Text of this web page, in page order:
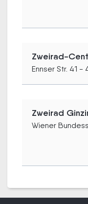
Zweirad-
Ennser Str. 41 -
Zweirad
Wiener